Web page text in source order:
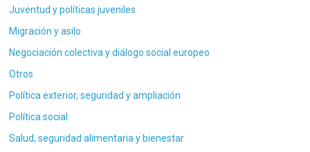
Juventud y políticas juveniles
Migración y asilo
Negociación colectiva y diálogo social europeo
Otros
Política exterior, seguridad y ampliación
Política social
Salud, seguridad alimentaria y bienestar